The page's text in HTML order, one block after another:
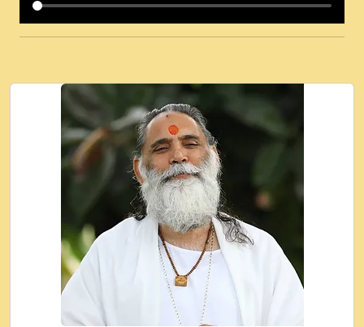
कई पकड क मर हथ र मह वदवन पहच दय! मह जन
Ki - Krishna Bhajan - New Bhajan 2020
#Ishwar Bhakti.mp3
जब से गीता ज्ञान पाया मैं बड़ी मस्ती में हूँ । 2018 -
Rishikesh - Ratan Ji Rasik.mp3
तन हल दल द सनव मड उतत सर रख क, नल रव त
गल लग जव त सर उतत हथ रख द!.mp3
तू कर प्रीतम से प्रीत, यूहीं दिन बीतते जाते हैं ।
2018 - Rishikesh - Swami Gyananand Ji
Maharaj.mp3
न म गवद गपल गद फर, पयर महन न रझद फर! shri